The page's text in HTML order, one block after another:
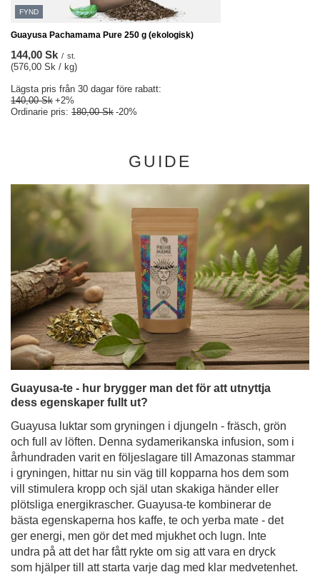
FYND
Guayusa Pachamama Pure 250 g (ekologisk)
144,00 Sk / st.
(576,00 Sk / kg)
Lägsta pris från 30 dagar före rabatt:
140,00 Sk +2%
Ordinarie pris: 180,00 Sk -20%
GUIDE
Guayusa-te - hur brygger man det för att utnyttja
dess egenskaper fullt ut?
Guayusa luktar som gryningen i djungeln - fräsch, grön
och full av löften. Denna sydamerikanska infusion, som i
århundraden varit en följeslagare till Amazonas stammar
i gryningen, hittar nu sin väg till kopparna hos dem som
vill stimulera kropp och själ utan skakiga händer eller
plötsliga energikrascher. Guayusa-te kombinerar de
bästa egenskaperna hos kaffe, te och yerba mate - det
ger energi, men gör det med mjukhet och lugn. Inte
undra på att det har fått rykte om sig att vara en dryck
som hjälper till att starta varje dag med klar medvetenhet.